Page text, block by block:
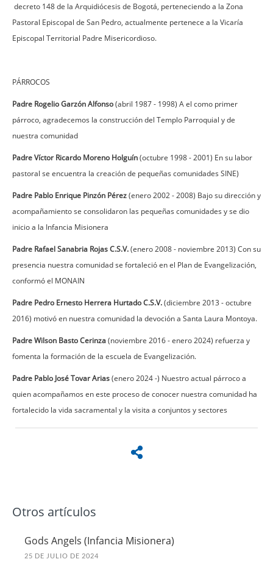
decreto 148 de la Arquidiócesis de Bogotá, perteneciendo a la Zona
Pastoral Episcopal de San Pedro, actualmente pertenece a la Vicaría
Episcopal Territorial Padre Misericordioso.
PÁRROCOS
Padre Rogelio Garzón Alfonso(abril 1987 - 1998) A el como primer
párroco, agradecemos la construcción del Templo Parroquial y de
nuestra comunidad
Padre Víctor Ricardo Moreno Holguín(octubre 1998 - 2001) En su labor
pastoral se encuentra la creación de pequeñas comunidades SINE)
Padre Pablo Enrique Pinzón Pérez(enero 2002 - 2008) Bajo su dirección y
acompañamiento se consolidaron las pequeñas comunidades y se dio
inicio a la Infancia Misionera
Padre Rafael Sanabria Rojas C.S.V.(enero 2008 - noviembre 2013) Con su
presencia nuestra comunidad se fortaleció en el Plan de Evangelización,
conformó el MONAIN
Padre Pedro Ernesto Herrera Hurtado C.S.V.(diciembre 2013 - octubre
2016) motivó en nuestra comunidad la devoción a Santa Laura Montoya.
Padre Wilson Basto Cerinza(noviembre 2016 - enero 2024) refuerza y
fomenta la formación de la escuela de Evangelización.
Padre Pablo José Tovar Arias(enero 2024 -) Nuestro actual párroco a
quien acompañamos en este proceso de conocer nuestra comunidad ha
fortalecido la vida sacramental y la visita a conjuntos y sectores
Otros artículos
Gods Angels (Infancia Misionera)
25 DE JULIO DE 2024